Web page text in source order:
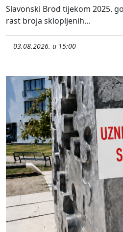
Slavonski Brod tijekom 2025.
rast broja sklopljenih...
03.08.2026. u 15:00